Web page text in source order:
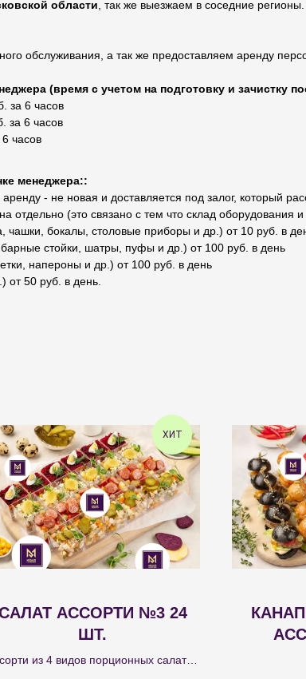
области , так же выезжаем в соседние
обслуживания, а так же предоставляем аренду
(время с учетом на подготовку и зачистку
за 6 часов
за 6 часов
часов
менеджера::
- не новая и доставляется под залог, который
отдельно (это связано с тем что склад
бокалы, столовые приборы и др.) от 10 руб. в
стойки, шатры, пуфы и др.) от 100 руб. в день
напероны и др.) от 100 руб. в день
от 50 руб. в день.
ХИТ
АССОРТИ №3 24
ШТ.
из 4 видов порционных салатов